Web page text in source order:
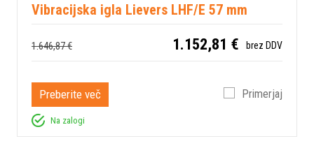
Vibracijska igla Lievers LHF/E 57 mm
1.646,87 € 1.152,81 € brez DDV
Preberite več Primerjaj
Na zalogi